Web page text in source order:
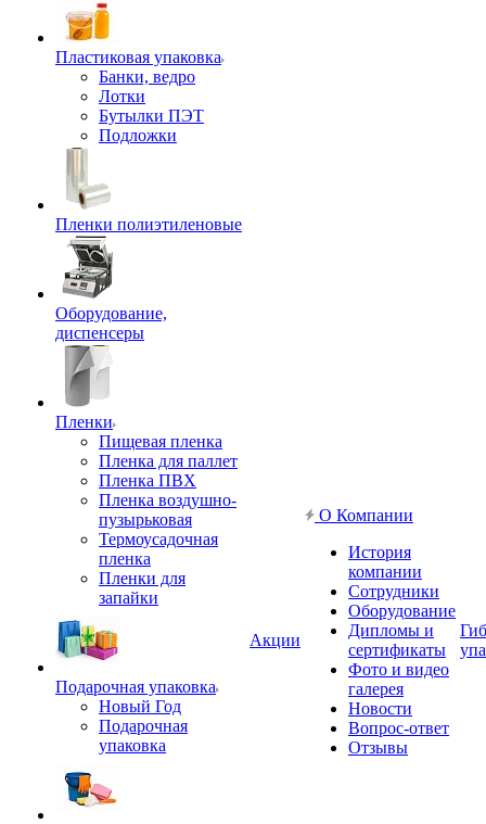
Пластиковая упаковка
Банки, ведро
Лотки
Бутылки ПЭТ
Подложки
Пленки полиэтиленовые
Оборудование,
диспенсеры
Пленки
Пищевая пленка
Пленка для паллет
Пленка ПВХ
Пленка воздушно-
пузырьковая
Термоусадочная
пленка
Пленки для
запайки
Подарочная упаковка
Новый Год
Подарочная
упаковка
Акции
О Компании
История
компании
Сотрудники
Оборудование
Дипломы и
сертификаты
Фото и видео
галерея
Новости
Вопрос-ответ
Отзывы